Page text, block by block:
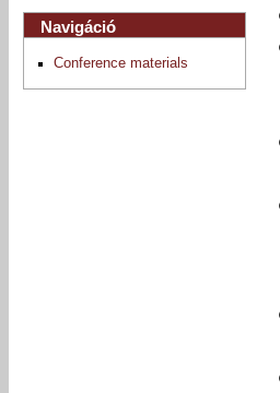
Navigáció
Conference materials